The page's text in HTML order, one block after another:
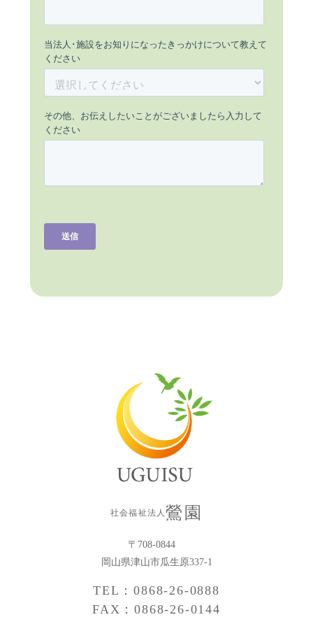
社会福祉法人鶯園
〒708-0844
岡山県津山市瓜生原337-1
TEL：0868-26-0888
FAX：0868-26-0144